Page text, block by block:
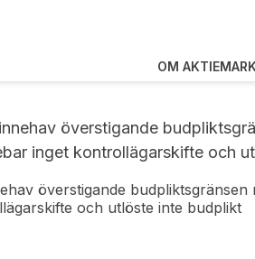
OM
överstigande
inget kontrollägarskifte och
överstigande
och utlöste inte budplikt